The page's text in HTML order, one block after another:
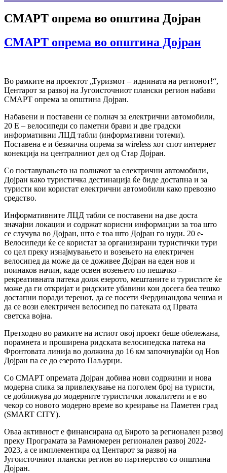
СМАРТ опрема во општина Дојран
СМАРТ опрема во општина Дојран
Во рамките на проектот „Туризмот – иднината на регионот!“,
Центарот за развој на Југоисточниот плански регион набави
СМАРТ опрема за општина Дојран.
Набавени и поставени се полнач за електрични автомобили,
20 Е – велосипеди со паметни брави и две градски
информативни ЛЦД табли (информативни тотеми).
Поставена е и безжична опрема за wireless хот спот интернет
конекција на централниот дел од Стар Дојран.
Со поставувањето на полначот за електрични автомобили,
Дојран како туристичка дестинација ќе биде достапна и за
туристи кои користат електрични автомобили како превозно
средство.
Информативните ЛЦД табли се поставени на две доста
значајни локации и содржат корисни информации за тоа што
се случува во Дојран, што е тоа што Дојран го нуди. 20 е-
Велосипеди ќе се користат за организирани туристички тури
со цел преку изнајмувањето и возењето на електричен
велосипед да може да се доживее Дојран на еден нов и
поинаков начин, каде освен возењето по пешачко –
рекреативната патека долж езерото, мештаните и туристите ќе
може да ги откријат и ридските убавини кои досега беа тешко
достапни поради теренот, да се посети Фердинандова чешма и
да се вози електричен велосипед по патеката од Првата
светска војна.
Претходно во рамките на истиот овој проект беше обележана,
порамнета и проширена ридската велосипедска патека на
Фронтовата линија во должина до 16 км започнувајќи од Нов
Дојран па се до езерото Паљурци.
Со СМАРТ опремата Дојран добива нови содржини и нова
модерна слика за привлекување на поголем број на туристи,
се доближува до модерните туристички локалитети и е во
чекор со новото модерно време во креирање на Паметен град
(SMART CITY).
Оваа активност е финансирана од Бирото за регионален развој
преку Програмата за Рамномерен регионален развој 2022-
2023, а се имплементира од Центарот за развој на
Југоисточниот плански регион во партнерство со општина
Дојран.